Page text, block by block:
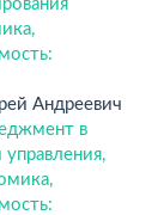
Андреевич
в